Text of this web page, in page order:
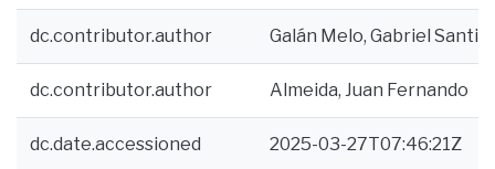
dc.contributor.author Galán Melo, Gabriel
dc.contributor.author Almeida, Juan Fernando
dc.date.accessioned 2025-03-27T07:46:21Z